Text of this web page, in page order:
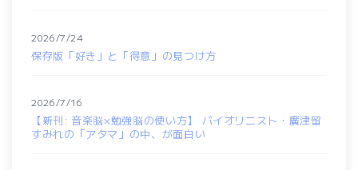
保存版「好き」と「得意」の見つけ方
2026/7/24
【新刊: 音楽脳×勉強脳の使い方】 バイオリニスト・廣津留
すみれの「アタマ」の中、が面白い
2026/7/16